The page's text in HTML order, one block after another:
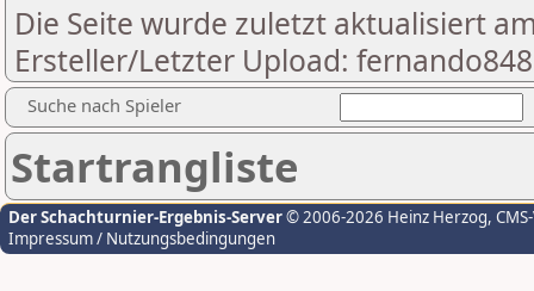
Die Seite wurde zuletzt aktualisiert
Ersteller/Letzter Upload:
Suche nach Spieler
Startrangliste
Der Schachturnier-Ergebnis-Server© 2006-2026 Heinz Herzog,
Impressum / Nutzungsbedingungen